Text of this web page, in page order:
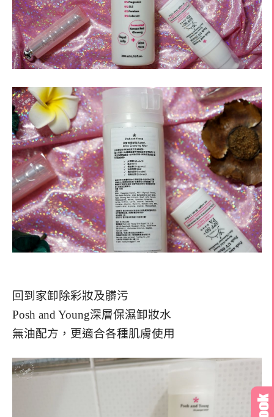
回到家卸除彩妝及髒污
Posh and Young深層保濕卸妝水
無油配方，更適合各種肌膚使用